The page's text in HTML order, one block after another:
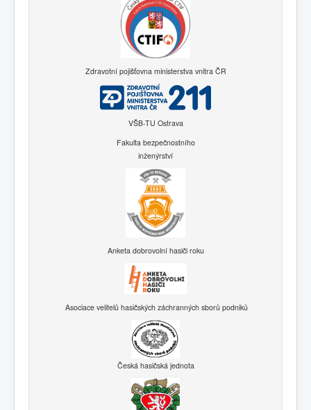
Zdravotní pojišťovna ministerstva vnitra ČR
VŠB-TU Ostrava
Fakulta bezpečnostního
inženýrství
Anketa dobrovolní hasiči roku
Asociace velitelů hasičských záchranných sborů podniků
Česká hasičská jednota